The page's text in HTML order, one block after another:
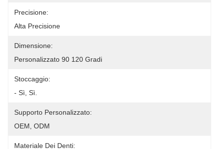
Precisione:
Alta Precisione
Dimensione:
Personalizzato 90 120 Gradi
Stoccaggio:
- Sì, Sì.
Supporto Personalizzato:
OEM, ODM
Materiale Dei Denti: